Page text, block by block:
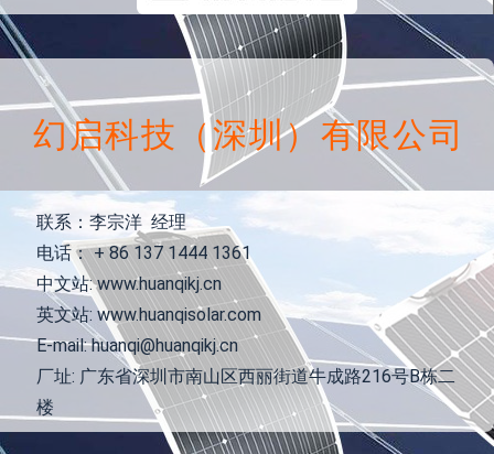
幻启科技（深圳）有限公司
联系：李宗洋 经理
电话： + 86 137 1444 1361
中文站: www.huanqikj.cn
英文站: www.huanqisolar.com
E-mail: huanqi@huanqikj.cn
厂址: 广东省深圳市南山区西丽街道牛成路216号B栋二
楼